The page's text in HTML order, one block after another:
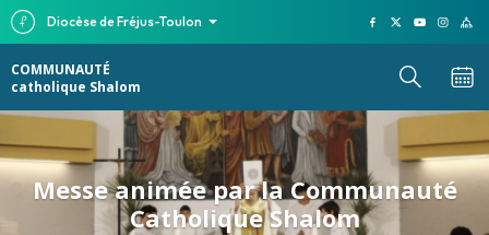
Diocèse de Fréjus-Toulon
COMMUNAUTÉ
catholique Shalom
Messe animée par la Communauté
Catholique Shalom